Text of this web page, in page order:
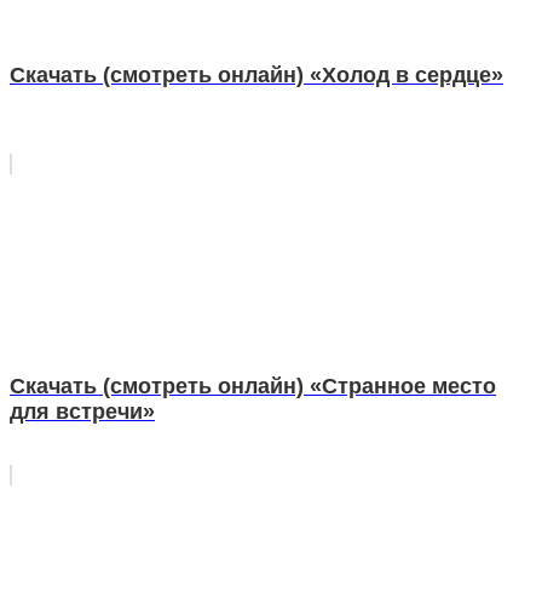
Скачать (смотреть онлайн) «Холод в сердце»
Скачать (смотреть онлайн) «Странное место
для встречи»